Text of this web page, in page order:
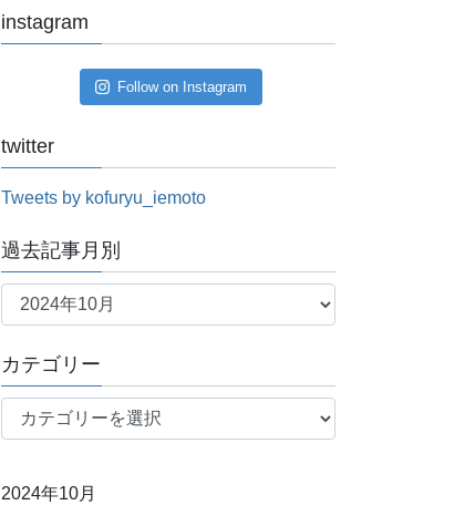
instagram
Follow on Instagram
twitter
Tweets by kofuryu_iemoto
過去記事月別
過
事
月
カテゴリー
テ
リ
2024年10月